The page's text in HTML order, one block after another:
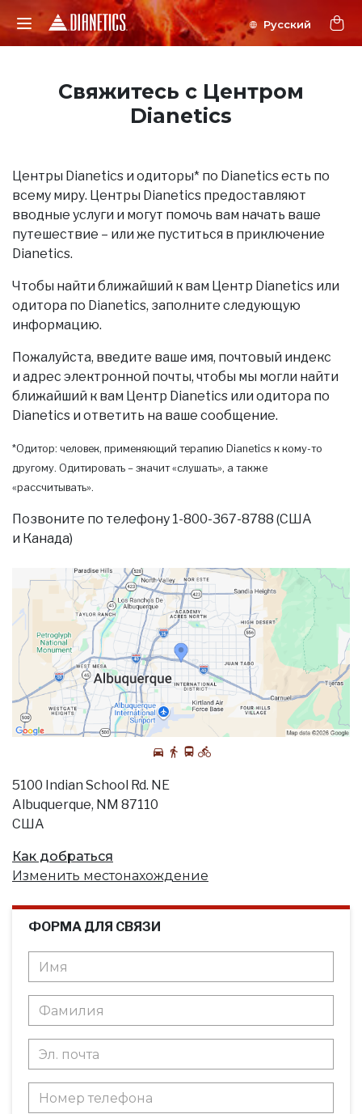
Свяжитесь с Центром
Dianetics
Центры Dianetics и одиторы* по Dianetics есть по
всему миру. Центры Dianetics предоставляют
вводные услуги и могут помочь вам начать ваше
путешествие – или же пуститься в приключение
Dianetics.
Чтобы найти ближайший к вам Центр Dianetics или
одитора по Dianetics, заполните следующую
информацию.
Пожалуйста, введите ваше имя, почтовый индекс
и адрес электронной почты, чтобы мы могли найти
ближайший к вам Центр Dianetics или одитора по
Dianetics и ответить на ваше сообщение.
*Одитор: человек, применяющий терапию Dianetics к кому-то
другому. Одитировать – значит «слушать», а также
«рассчитывать».
Позвоните по телефону 1-800-367-8788 (США
и Канада)
5100 Indian School Rd. NE
Albuquerque, NM 87110
США
Как добраться
Изменить местонахождение
ФОРМА ДЛЯ СВЯЗИ